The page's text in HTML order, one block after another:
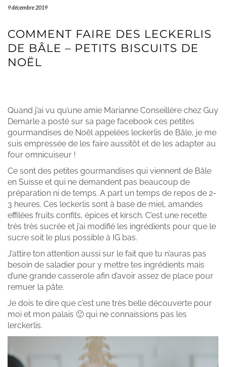
9 décembre 2019
COMMENT FAIRE DES LECKERLIS
DE BÂLE – PETITS BISCUITS DE
NOËL
Quand j’ai vu qu’une amie Marianne Conseillère chez Guy
Demarle a posté sur sa page facebook ces petites
gourmandises de Noël appelées leckerlis de Bâle, je me
suis empressée de les faire aussitôt et de les adapter au
four omnicuiseur !
Ce sont des petites gourmandises qui viennent de Bâle
en Suisse et qui ne demandent pas beaucoup de
préparation ni de temps. A part un temps de repos de 2-
3 heures. Ces leckerlis sont à base de miel, amandes
effilées fruits confits, épices et kirsch. C’est une recette
très très sucrée et j’ai modifié les ingrédients pour que le
sucre soit le plus possible à IG bas.
J’attire ton attention aussi sur le fait que tu n’auras pas
besoin de saladier pour y mettre tes ingrédients mais
d’une grande casserole afin d’avoir assez de place pour
remuer la pâte.
Je dois te dire que c’est une très belle découverte pour
moi et mon palais 🙂 qui ne connaissions pas les
lerckerlis.